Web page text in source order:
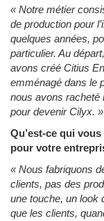
« Notre métier
de production pour
quelques années,
particulier. Au
avons créé Citius
emménagé dans le
nous avons racheté
pour devenir Cilyx. »
Qu’est-ce qui
pour votre
« Nous fabriquons
clients, pas des
une touche, un look
que les clients,